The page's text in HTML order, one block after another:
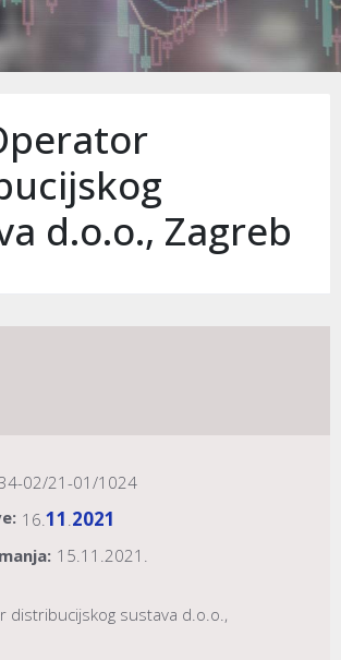
d.o.o., Zagreb
02/21-01/1024
16.11 .2021
15.11.2021.
distribucijskog sustava d.o.o.,